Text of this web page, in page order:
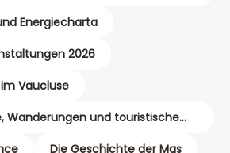
Energiecharta
2026
Vaucluse
Wanderungen und touristische
Die Geschichte der Mas